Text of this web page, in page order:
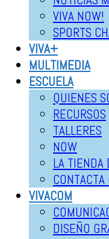
VIVA NOW!
SPORTS
VIVA+
MULTIMEDIA
ESCUELA
QUIENES
RECURSOS
TALLERES
NOW
LA TIENDA
VIVACOM
DISEÑO